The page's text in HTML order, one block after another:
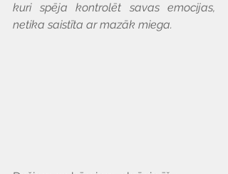
kuri spēja kontrolēt savas emocijas,
netika saistīta ar mazāk miega.